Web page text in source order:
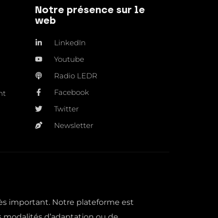
Notre présence sur le
web
LinkedIn
Youtube
Radio LEDR
Facebook
Twitter
Newsletter
important. Notre plateforme est